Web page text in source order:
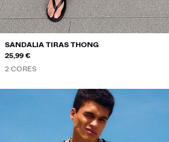
SANDALIA TIRAS THONG
25,99 €
2 CORES